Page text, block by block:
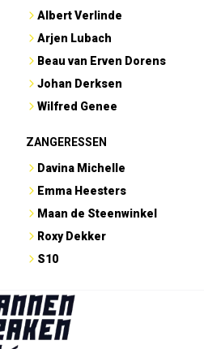
Albert Verlinde
Arjen Lubach
Beau van Erven Dorens
Johan Derksen
Wilfred Genee
ZANGERESSEN
Davina Michelle
Emma Heesters
Maan de Steenwinkel
Roxy Dekker
S10